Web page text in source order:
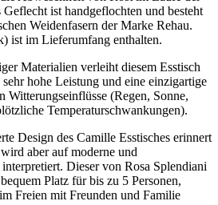
ist handgeflochten und besteht
Weidenfasern der Marke Rehau.
ist im Lieferumfang enthalten.
Materialien verleiht diesem Esstisch
hohe Leistung und eine einzigartige
Witterungseinflüsse (Regen, Sonne,
Temperaturschwankungen).
Design des Camille Esstisches erinnert
aber auf moderne und
interpretiert. Dieser von Rosa Splendiani
Platz für bis zu 5 Personen,
Freien mit Freunden und Familie